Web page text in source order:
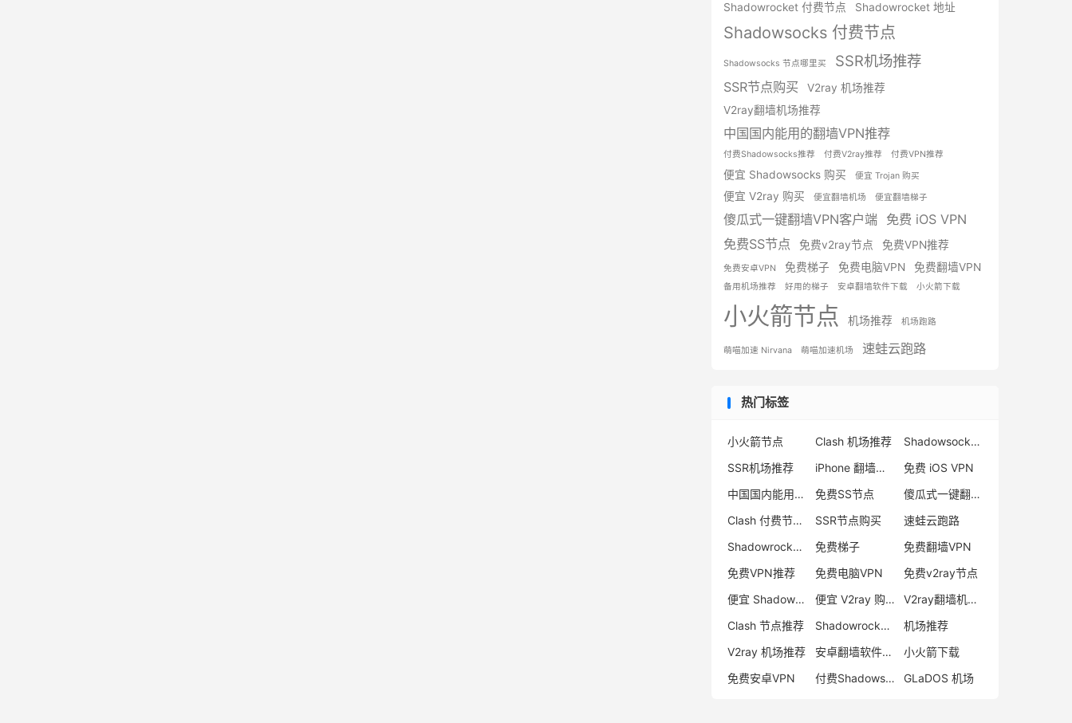
Shadowrocket 付费节点 Shadowrocket 地址
Shadowsocks 付费节点
Shadowsocks 节点哪里买 SSR机场推荐
SSR节点购买
V2ray 机场推荐
V2ray翻墙机场推荐
中国国内能用的翻墙VPN推荐
付费Shadowsocks推荐 付费V2ray推荐 付费VPN推荐
便宜 Shadowsocks 购买 便宜 Trojan 购买
便宜 V2ray 购买 便宜翻墙机场 便宜翻墙梯子
傻瓜式一键翻墙VPN客户端 免费 iOS VPN
免费SS节点
免费v2ray节点 免费VPN推荐
免费安卓VPN 免费梯子 免费电脑VPN 免费翻墙VPN
备用机场推荐 好用的梯子 安卓翻墙软件下载 小火箭下载
小火箭节点 机场推荐 机场跑路
萌喵加速 Nirvana 萌喵加速机场 速蛙云跑路
热门标签
小火箭节点 Clash 机场推荐
Shadowsocks 付费节点
SSR机场推荐
iPhone 翻墙代理软件
免费 iOS VPN
中国国内能用的翻墙VPN推荐
免费SS节点
傻瓜式一键翻墙VPN客户端
Clash 付费节点购买
SSR节点购买
速蛙云跑路
Shadowrocket 地址
免费梯子
免费翻墙VPN
免费VPN推荐
免费电脑VPN
免费v2ray节点
便宜 Shadowsocks 购买
便宜 V2ray 购买
V2ray翻墙机场推荐
Clash 节点推荐
Shadowrocket 付费节点
机场推荐
V2ray 机场推荐
安卓翻墙软件下载
小火箭下载
免费安卓VPN
付费Shadowsocks推荐 GLaDOS 机场